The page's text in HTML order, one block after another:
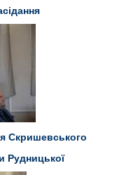
Скришевського
Рудницької